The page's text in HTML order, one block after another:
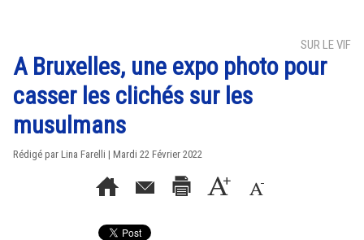
SUR LE VIF
A Bruxelles, une expo photo pour
casser les clichés sur les
musulmans
Rédigé par Lina Farelli | Mardi 22 Février 2022